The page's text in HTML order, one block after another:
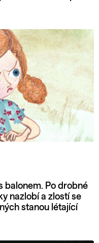
balonem. Po drobné
nazlobí a zlostí se
stanou létající